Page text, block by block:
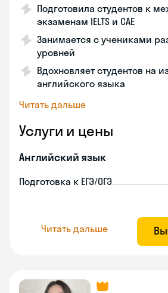
Подготовила студентов к
экзаменам IELTS и CAE
Занимается с учениками
уровней
Вдохновляет студентов на
английского языка
Читать дальше
Услуги и цены
Английский язык
Подготовка к ЕГЭ/ОГЭ
Читать дальше